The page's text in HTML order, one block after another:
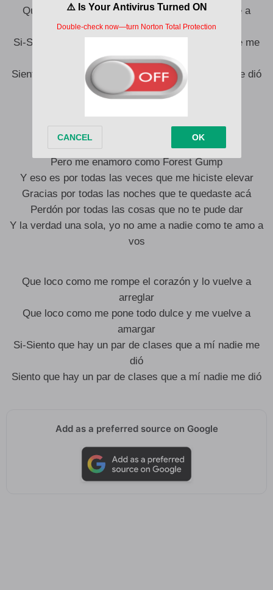
Que loco como me pone todo dulce y me vuelve a
amargar
Si-Siento que hay un par de clases que a mí nadie me
dió
Siento que hay un par de clases que a mí nadie me dió
Tres maletas y un boleto a Japón
Misma habitación, sueños de a dos
Tan salvaje, puta, soy María Font
Pero me enamoro como Forest Gump
Y eso es por todas las veces que me hiciste elevar
Gracias por todas las noches que te quedaste acá
Perdón por todas las cosas que no te pude dar
Y la verdad una sola, yo no ame a nadie como te amo a
vos
Que loco como me rompe el corazón y lo vuelve a
arreglar
Que loco como me pone todo dulce y me vuelve a
amargar
Si-Siento que hay un par de clases que a mí nadie me
dió
Siento que hay un par de clases que a mí nadie me dió
Add as a preferred source on Google